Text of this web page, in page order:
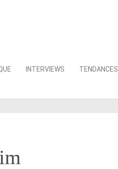
INTERVIEWS TENDANCES